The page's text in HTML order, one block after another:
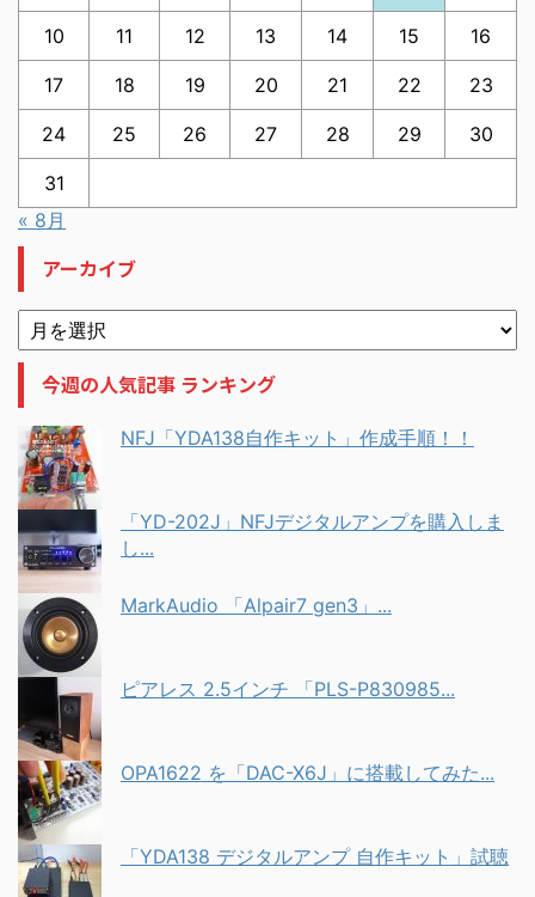
10 11 12 13 14 15 16
17 18 19 20 21 22 23
24 25 26 27 28 29 30
31
« 8月
アーカイブ
今週の人気記事 ランキング
NFJ「YDA138自作キット」作成手順！！
「YD-202J」NFJデジタルアンプを購入しま
し...
MarkAudio 「Alpair7 gen3」...
ピアレス 2.5インチ 「PLS-P830985...
OPA1622 を「DAC-X6J」に搭載してみた...
「YDA138 デジタルアンプ 自作キット」試聴